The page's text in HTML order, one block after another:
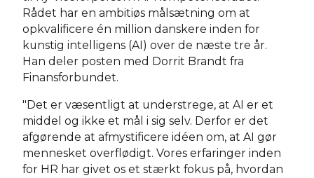
Rådet har en ambitiøs målsætning om at
opkvalificere én million danskere inden for
kunstig intelligens (AI) over de næste tre år.
Han deler posten med Dorrit Brandt fra
Finansforbundet.
"Det er væsentligt at understrege, at AI er et
middel og ikke et mål i sig selv. Derfor er det
afgørende at afmystificere idéen om, at AI gør
mennesket overflødigt. Vores erfaringer inden
for HR har givet os et stærkt fokus på, hvordan